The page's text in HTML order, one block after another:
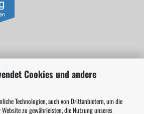
Cookies und andere
Technologien, auch von Drittanbietern, um die
zu gewährleisten, die Nutzung unseres